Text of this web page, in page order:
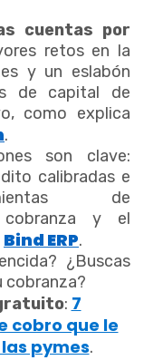
cuentas por
retos en la
y un eslabón
de capital de
como explica
.
son clave:
calibradas e
de
y el
Bind ERP.
¿Buscas
cobranza?
: 7
cobro que le
pymes.